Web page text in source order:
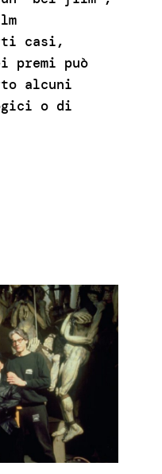
casi,
premi può
alcuni
o di